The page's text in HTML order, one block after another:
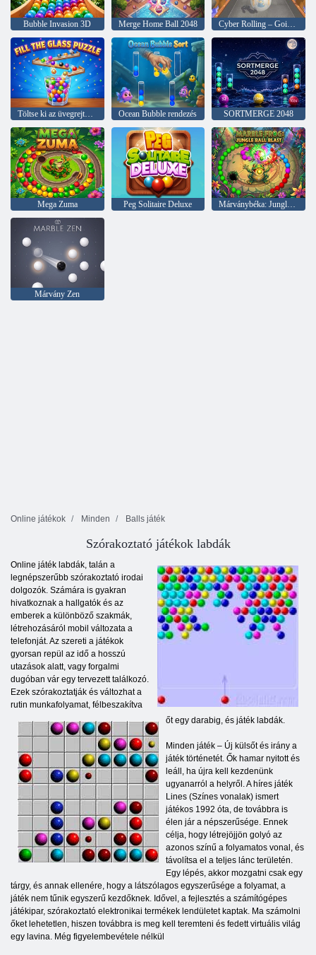
Bubble Invasion 3D Merge Home Ball 2048 Cyber Rolling – Going Ball 3D
Töltse ki az üvegrejtvényt Ocean Bubble rendezés SORTMERGE 2048
Mega Zuma Peg Solitaire Deluxe Márványbéka: Jungle Ball Blast
Márvány Zen
Online játékok Minden Balls játék
Szórakoztató játékok labdák
Online játék labdák, talán a
legnépszerűbb szórakoztató irodai
dolgozók. Számára is gyakran
hivatkoznak a hallgatók és az
emberek a különböző szakmák,
létrehozásáról mobil változata a
telefonját. Az szereti a játékok
gyorsan repül az idő a hosszú
utazások alatt, vagy forgalmi
dugóban vár egy tervezett találkozó.
Ezek szórakoztatják és változhat a
rutin munkafolyamat, félbeszakítva
őt egy darabig, és játék labdák.
Minden játék – Új külsőt és irány a
játék történetét. Ők hamar nyitott és
leáll, ha újra kell kezdenünk
ugyanarról a helyről. A híres játék
Lines (Színes vonalak) ismert
játékos 1992 óta, de továbbra is
élen jár a népszerűsége. Ennek
célja, hogy létrejöjjön golyó az
azonos színű a folyamatos vonal, és
távolítsa el a teljes lánc területén.
Egy lépés, akkor mozgatni csak egy
tárgy, és annak ellenére, hogy a látszólagos egyszerűsége a folyamat, a
játék nem tűnik egyszerű kezdőknek. Idővel, a fejlesztés a számítógépes
játékipar, szórakoztató elektronikai termékek lendületet kaptak. Ma számolni
őket lehetetlen, hiszen továbbra is meg kell teremteni és fedett virtuális világ
egy lavina. Még figyelembevétele nélkül